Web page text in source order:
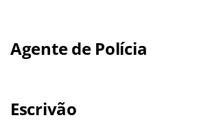
Agente de Polícia
Escrivão